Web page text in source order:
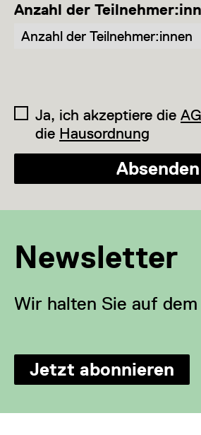
Anzahl der
Ja, ich akzeptiere die
die Hausordnung
Absenden
Newsletter
Wir halten Sie auf
Jetzt abonnieren